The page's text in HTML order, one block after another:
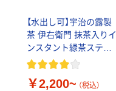
【水出し可】宇治の露製
茶 伊右衛門 抹茶入りイ
ンスタント緑茶スティ
ック 大容量
￥2,200~ （税込）